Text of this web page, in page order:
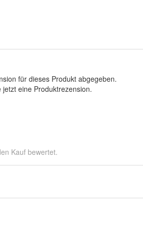
für dieses Produkt abgegeben.
jetzt eine Produktrezension.
Kauf bewertet.